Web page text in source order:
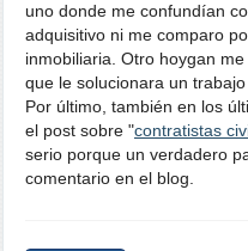
uno donde me confundían
adquisitivo ni me comparo
inmobiliaria. Otro hoygan
que le solucionara un
Por último, también en los
el post sobre "contratistas
serio porque un verdadero
comentario en el blog.